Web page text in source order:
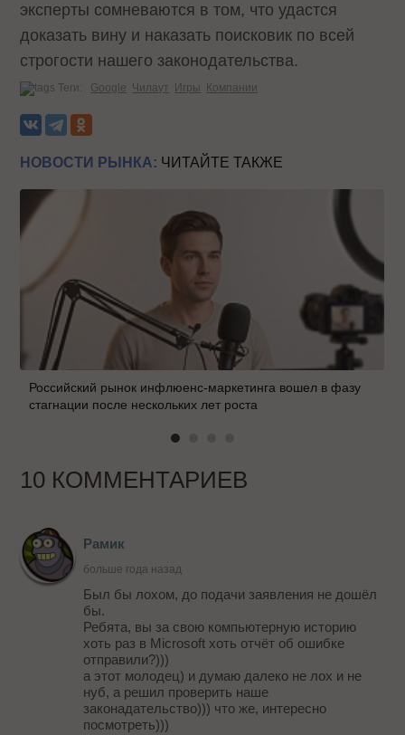
эксперты сомневаются в том, что удастся
доказать вину и наказать поисковик по всей
строгости нашего законодательства.
Теги: Google Чилаут Игры Компании
НОВОСТИ РЫНКА: ЧИТАЙТЕ ТАКЖЕ
Российский рынок инфлюенс-маркетинга вошел в фазу
стагнации после нескольких лет роста
10 КОММЕНТАРИЕВ
Рамик
больше года назад
Был бы лохом, до подачи заявления не дошёл
бы.
Ребята, вы за свою компьютерную историю
хоть раз в Microsoft хоть отчёт об ошибке
отправили?)))
а этот молодец) и думаю далеко не лох и не
нуб, а решил проверить наше
законадательство))) что же, интересно
посмотреть)))